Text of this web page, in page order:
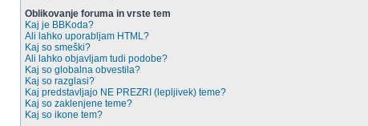
Oblikovanje foruma in vrste tem
Kaj je BBKoda?
Ali lahko uporabljam HTML?
Kaj so smeški?
Ali lahko objavljam tudi podobe?
Kaj so globalna obvestila?
Kaj so razglasi?
Kaj predstavljajo NE PREZRI (lepljivek) teme?
Kaj so zaklenjene teme?
Kaj so ikone tem?